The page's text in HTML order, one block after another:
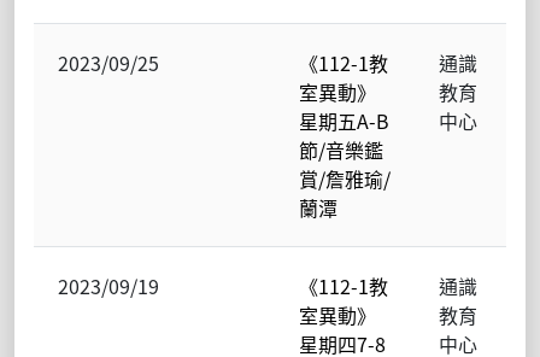
2023/09/25
《112-1教
室異動》
星期五A-B
節/音樂鑑
賞/詹雅瑜/
蘭潭
通識
教育
中心
2023/09/19
《112-1教
室異動》
星期四7-8
通識
教育
中心